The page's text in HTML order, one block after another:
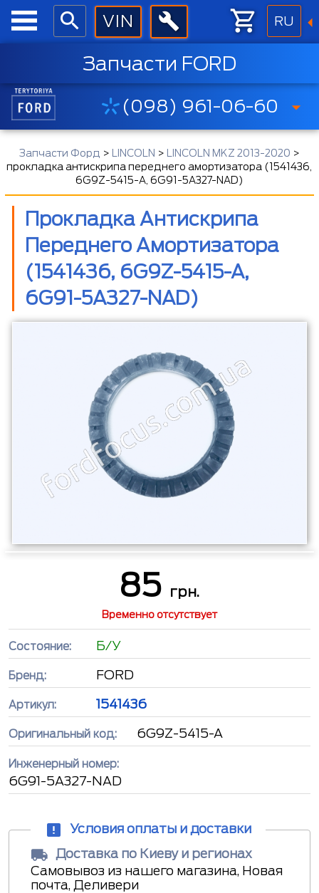
RU
Запчасти FORD
(098) 961-06-60
Запчасти Форд > LINCOLN > LINCOLN MKZ 2013-2020 >
прокладка антискрипа переднего амортизатора (1541436,
6G9Z-5415-A, 6G91-5A327-NAD)
Прокладка Антискрипа
Переднего Амортизатора
(1541436, 6G9Z-5415-A,
6G91-5A327-NAD)
85 грн.
Временно отсутствует
Состояние: Б/У
Бренд: FORD
Артикул: 1541436
Оригинальный код: 6G9Z-5415-A
Инженерный номер:
6G91-5A327-NAD
Условия оплаты и доставки
Доставка по Киеву и регионах
Самовывоз из нашего магазина, Новая
почта, Деливери